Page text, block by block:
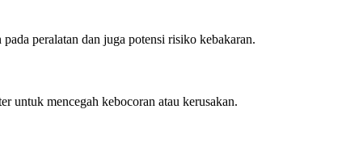
peralatan dan juga potensi risiko kebakaran.
untuk mencegah kebocoran atau kerusakan.